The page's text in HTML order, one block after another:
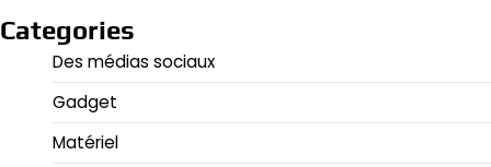
Categories
Des médias sociaux
Gadget
Matériel